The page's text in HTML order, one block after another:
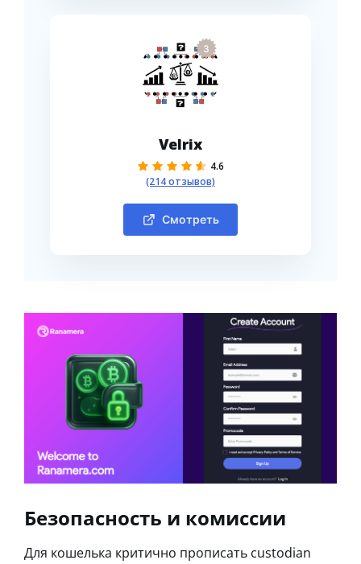
3
Velrix
4.6
(214 отзывов)
Смотреть
Безопасность и комиссии
Для кошелька критично прописать custodian